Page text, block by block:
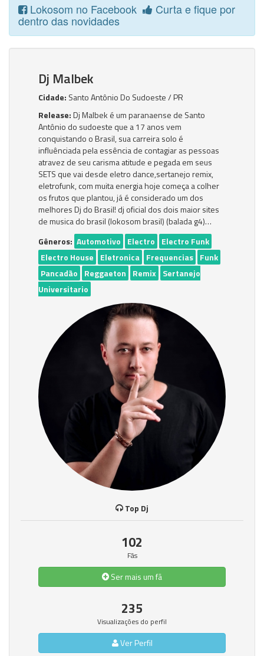
Lokosom no Facebook Curta e fique por
dentro das novidades
Dj Malbek
Cidade: Santo Antônio Do Sudoeste / PR
Release:Dj Malbek é um paranaense de Santo
Antônio do sudoeste que a 17 anos vem
conquistando o Brasil, sua carreira solo é
influênciada pela essência de contagiar as pessoas
atravez de seu carisma atitude e pegada em seus
SETS que vai desde eletro dance,sertanejo remix,
eletrofunk, com muita energia hoje começa a colher
os frutos que plantou, já é considerado um dos
melhores Dj do Brasil! dj oficial dos dois maior sites
de musica do brasil (lokosom brasil) (balada g4)…
Gêneros: Automotivo Electro
Electro Funk
Electro House
Eletronica Frequencias Funk
Pancadão
Reggaeton Remix Sertanejo
Universitario
Top Dj
102
Fãs
Ser mais um fã
235
Visualizações do perfil
Ver Perfil